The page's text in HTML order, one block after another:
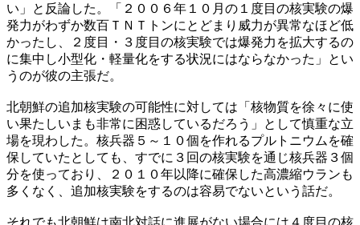
い」と反論した。「２００６年１０月の１度目の核実験の爆
発力がわずか数百ＴＮＴトンにとどまり威力が異常なほど低
かったし、２度目・３度目の核実験では爆発力を拡大するの
に集中し小型化・軽量化をする状況にはならなかった」とい
うのが彼の主張だ。
北朝鮮の追加核実験の可能性に対しては「核物質を徐々に使
い果たしいまも非常に困惑しているだろう」として慎重な立
場を現わした。核兵器５～１０個を作れるプルトニウムを確
保していたとしても、すでに３回の核実験を通じ核兵器３個
分を使っており、２０１０年以降に確保した高濃縮ウランも
多くなく、追加核実験をするのは容易でないという話だ。
それでも北朝鮮は南北対話に進展がない場合には４度目の核